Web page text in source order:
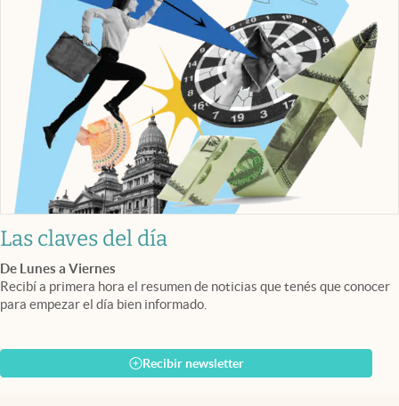
Las claves del día
De Lunes a Viernes
Recibí a primera hora el resumen de noticias que tenés que conocer
para empezar el día bien informado.
Recibir newsletter